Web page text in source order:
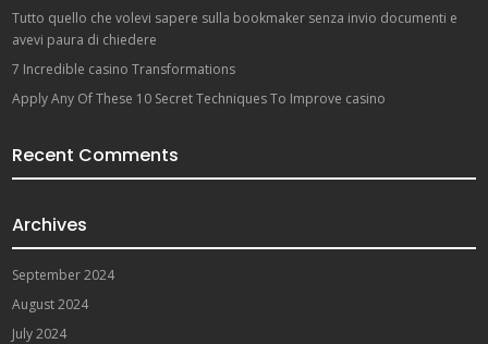
Tutto quello che volevi sapere sulla bookmaker senza invio documenti e
avevi paura di chiedere
7 Incredible casino Transformations
Apply Any Of These 10 Secret Techniques To Improve casino
Recent Comments
Archives
September 2024
August 2024
July 2024